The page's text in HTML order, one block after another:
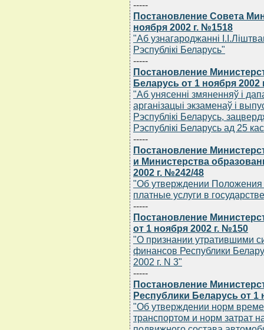
-----
Постановление Совета
ноября 2002 г. №1518
"Аб узнагароджаннi
Рэспублiкi Беларусь"
-----
Постановление
Беларусь от 1 ноября 2002
"Аб унясеннi змяненняў i
арганiзацыi экзаменаў i
Рэспублiкi Беларусь,
Рэспублiкi Беларусь ад 25
-----
Постановление
и Министерства
2002 г. №242/48
"Об утверждении
платные услуги в
-----
Постановление
от 1 ноября 2002 г. №150
"О признании утратившими
финансов Республики
2002 г. N 3"
-----
Постановление
Республики Беларусь от 1
"Об утверждении норм
транспортом и норм затрат